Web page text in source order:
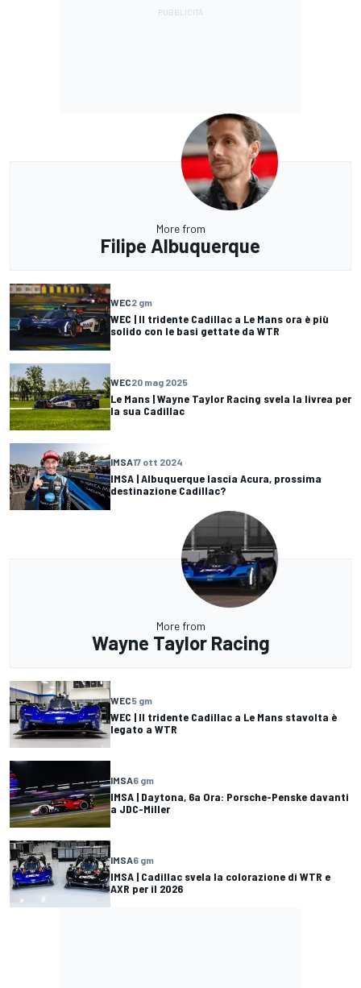
More from
Filipe Albuquerque
WEC2 gm
WEC | Il tridente Cadillac a Le Mans ora è più
solido con le basi gettate da WTR
WEC20 mag 2025
Le Mans | Wayne Taylor Racing svela la livrea per
la sua Cadillac
IMSA17 ott 2024
IMSA | Albuquerque lascia Acura, prossima
destinazione Cadillac?
More from
Wayne Taylor Racing
WEC5 gm
WEC | Il tridente Cadillac a Le Mans stavolta è
legato a WTR
IMSA6 gm
IMSA | Daytona, 6a Ora: Porsche-Penske davanti
a JDC-Miller
IMSA6 gm
IMSA | Cadillac svela la colorazione di WTR e
AXR per il 2026